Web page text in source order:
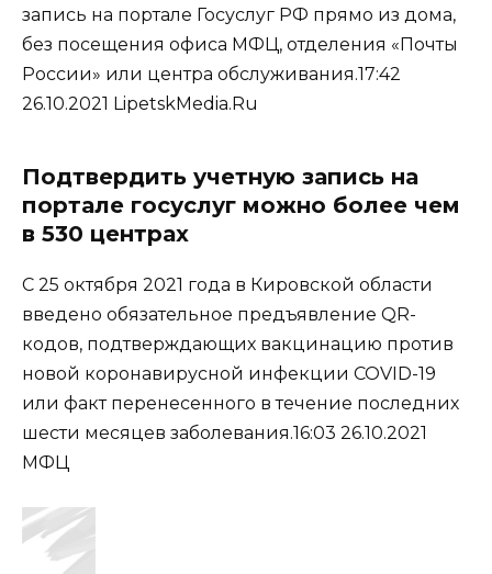
запись на портале Госуслуг РФ прямо из дома,
без посещения офиса МФЦ, отделения «Почты
России» или центра обслуживания.17:42
26.10.2021 LipetskMedia.Ru
Подтвердить учетную запись на
портале госуслуг можно более чем
в 530 центрах
С 25 октября 2021 года в Кировской области
введено обязательное предъявление QR-
кодов, подтверждающих вакцинацию против
новой коронавирусной инфекции COVID-19
или факт перенесенного в течение последних
шести месяцев заболевания.16:03 26.10.2021
МФЦ